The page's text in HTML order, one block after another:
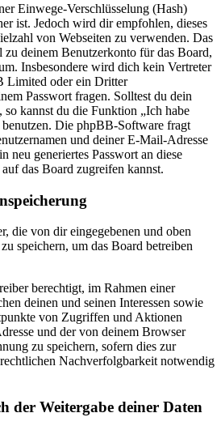
Einwege-Verschlüsselung (Hash)
ist. Jedoch wird dir empfohlen, dieses
von Webseiten zu verwenden. Das
zu deinem Benutzerkonto für das Board,
Insbesondere wird dich kein Vertreter
Limited oder ein Dritter
Passwort fragen. Solltest du dein
so kannst du die Funktion „Ich habe
benutzen. Die phpBB-Software fragt
und deiner E-Mail-Adresse
neu generiertes Passwort an diese
das Board zugreifen kannst.
die von dir eingegebenen und oben
speichern, um das Board betreiben
berechtigt, im Rahmen einer
deinen und seinen Interessen sowie
von Zugriffen und Aktionen
und der von deinem Browser
zu speichern, sofern dies zur
Nachverfolgbarkeit notwendig
der Weitergabe deiner Daten